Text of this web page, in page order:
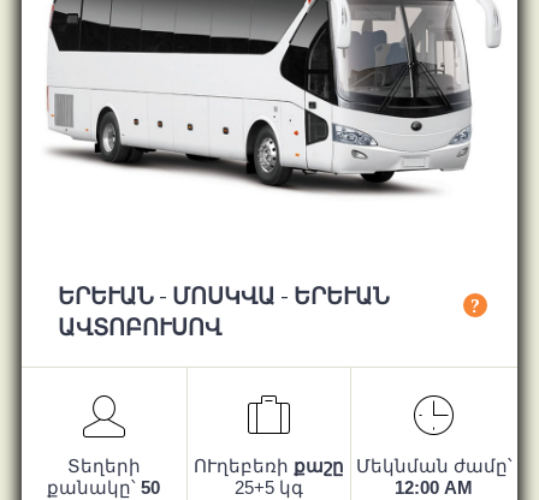
ԵՐԵՒԱՆ - ՄՈՍԿՎԱ - ԵՐԵՒԱՆ ԱՎ
ՏՈԲՈՒՍՈՎ
?
Տեղերի
քանակը՝50
ՈՒղեբեռի քաշը
25+5 կգ
Մեկնման ժամը՝
12:00 AM